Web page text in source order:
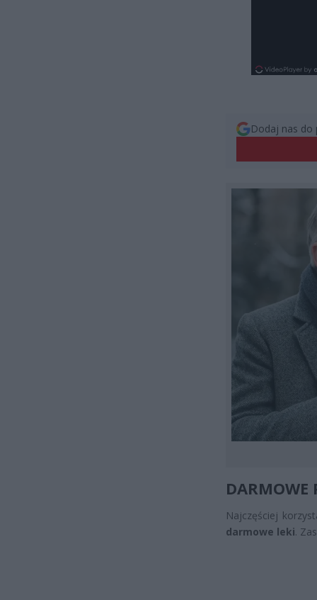
Dodaj nas do
DARMOWE
Najczęściej
darmowe leki.